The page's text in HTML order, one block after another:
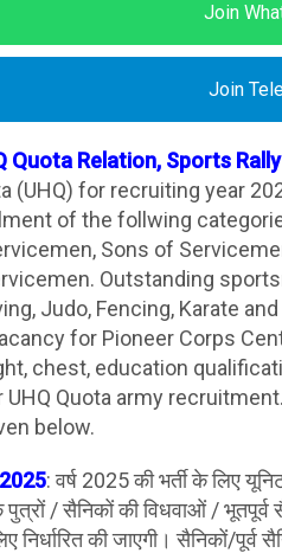
Join
Join
Quota Relation, Sports
(UHQ) for recruiting year
of the follwing
Sons of
Outstanding
Judo, Fencing, Karate
for Pioneer Corps
chest, education
Quota army
below.
2025: वर्ष 2025 की भर्ती के लिए
/ सैनिकों की विधवाओं / भूतपूर्व
निर्धारित की जाएगी। सैनिकों/पूर्व